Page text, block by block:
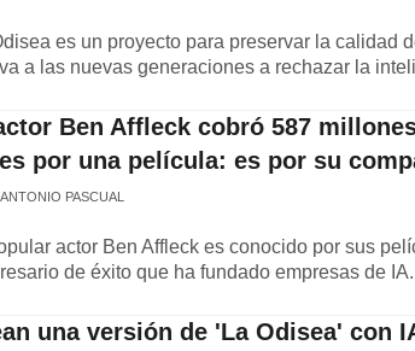
es un proyecto para preservar la calidad
a las nuevas generaciones a rechazar la
Ben Affleck cobró 587
por una película: es por su
PASCUAL
actor Ben Affleck es conocido por sus
de éxito que ha fundado empresas de IA.
una versión de 'La Odisea' con